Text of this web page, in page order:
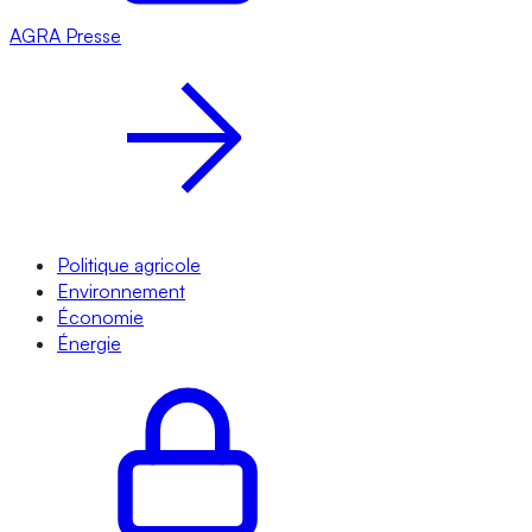
AGRA Presse
Politique agricole
Environnement
Économie
Énergie